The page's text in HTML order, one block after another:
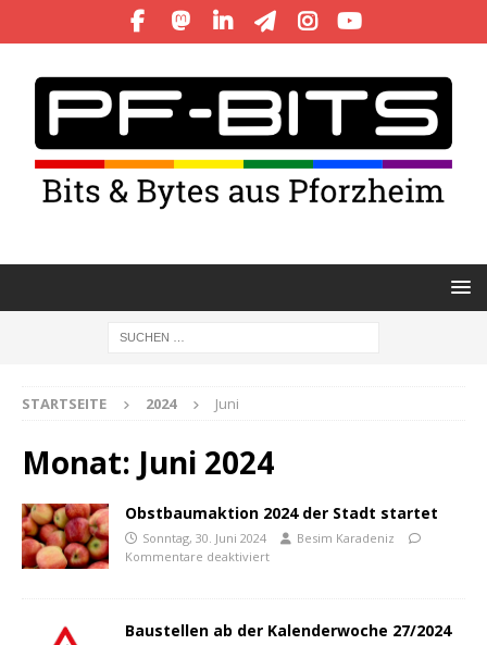
STARTSEITE 2024 Juni
Monat: Juni 2024
Obstbaumaktion 2024 der Stadt startet
Sonntag, 30. Juni 2024
Besim Karadeniz
Kommentare deaktiviert
Baustellen ab der Kalenderwoche 27/2024